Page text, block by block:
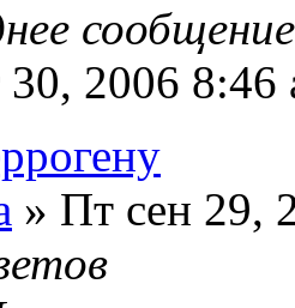
2006 8:46
» Пт сен 29,